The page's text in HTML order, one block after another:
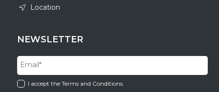
Location
NEWSLETTER
I accept the Terms and Conditions.